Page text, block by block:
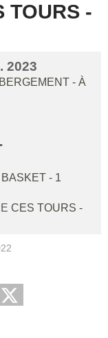
TOURS -
2023
- À
- 1
CES TOURS -